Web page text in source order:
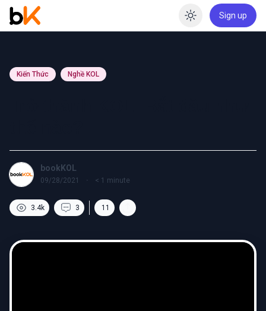
Enable
Sign up
Kiến Thức Nghề KOL
bookKOL
09/28/2021 · < 1 minute
3.4k 3 11